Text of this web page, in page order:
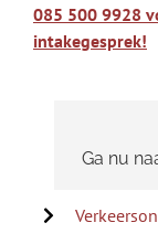
085 500 9928
intakegesprek!
Ga nu